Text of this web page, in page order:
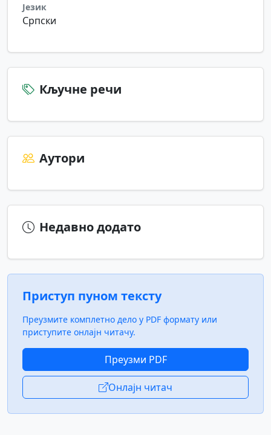
Језик
Српски
Кључне речи
Аутори
Недавно додато
Приступ пуном тексту
Преузмите комплетно дело у PDF формату или
приступите онлајн читачу.
Преузми PDF
Онлајн читач